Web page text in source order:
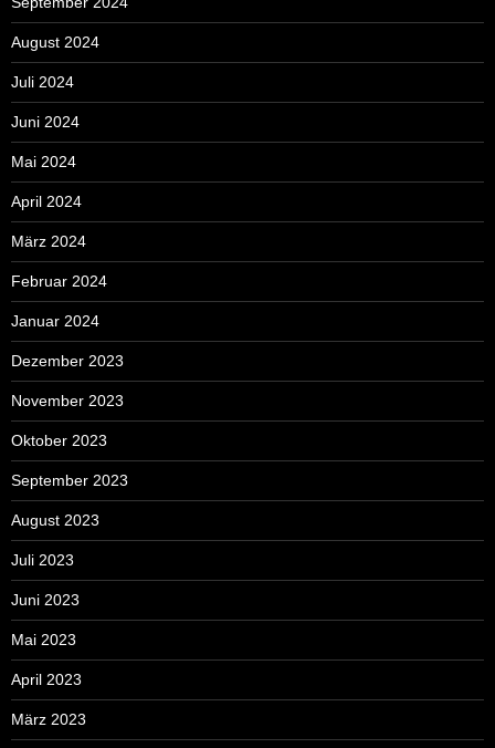
August 2024
Juli 2024
Juni 2024
Mai 2024
April 2024
März 2024
Februar 2024
Januar 2024
Dezember 2023
November 2023
Oktober 2023
September 2023
August 2023
Juli 2023
Juni 2023
Mai 2023
April 2023
März 2023